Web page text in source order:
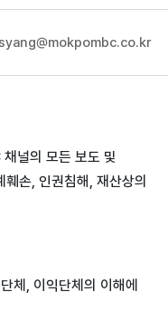
널의 모든 보도 및
손, 인권침해, 재산상의
체, 이익단체의 이해에